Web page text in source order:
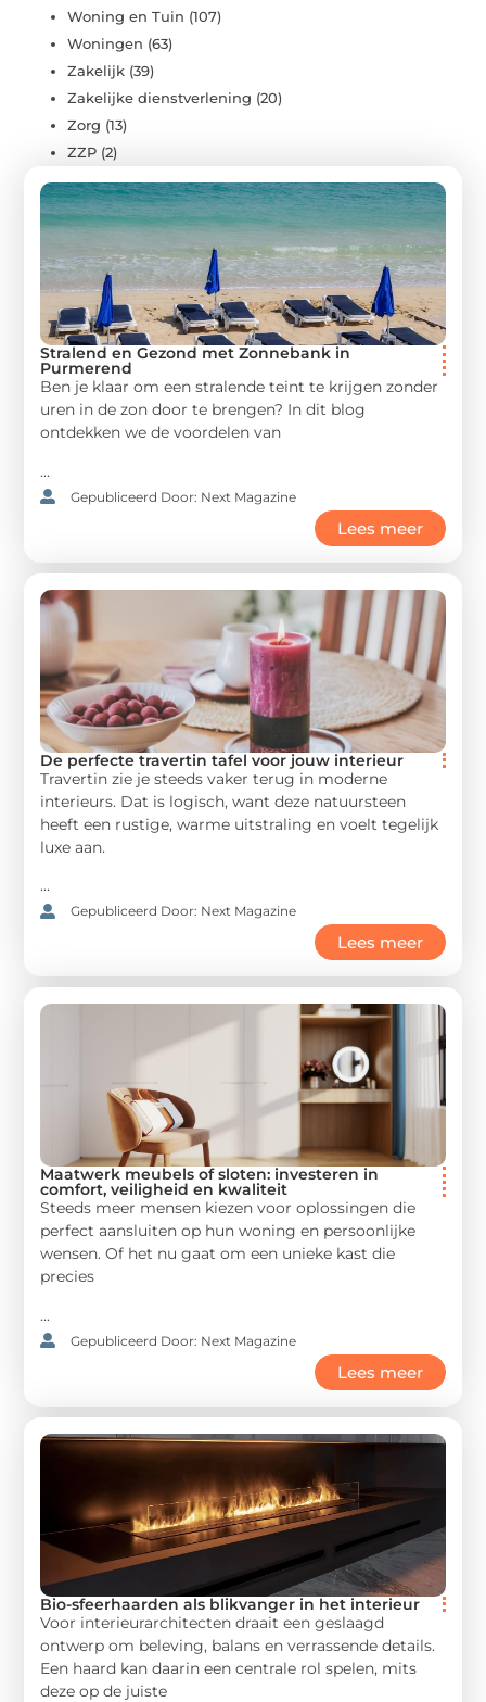
Woning en Tuin (107)
Woningen (63)
Zakelijk (39)
Zakelijke dienstverlening (20)
Zorg (13)
ZZP (2)
Stralend en Gezond met Zonnebank in
Purmerend
Ben je klaar om een stralende teint te krijgen zonder
uren in de zon door te brengen? In dit blog
ontdekken we de voordelen van
...
Gepubliceerd Door: Next Magazine
Lees meer
De perfecte travertin tafel voor jouw interieur
Travertin zie je steeds vaker terug in moderne
interieurs. Dat is logisch, want deze natuursteen
heeft een rustige, warme uitstraling en voelt tegelijk
luxe aan.
...
Gepubliceerd Door: Next Magazine
Lees meer
Maatwerk meubels of sloten: investeren in
comfort, veiligheid en kwaliteit
Steeds meer mensen kiezen voor oplossingen die
perfect aansluiten op hun woning en persoonlijke
wensen. Of het nu gaat om een unieke kast die
precies
...
Gepubliceerd Door: Next Magazine
Lees meer
Bio-sfeerhaarden als blikvanger in het interieur
Voor interieurarchitecten draait een geslaagd
ontwerp om beleving, balans en verrassende details.
Een haard kan daarin een centrale rol spelen, mits
deze op de juiste